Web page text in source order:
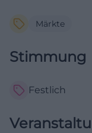
Märkte
Stimmung
Festlich